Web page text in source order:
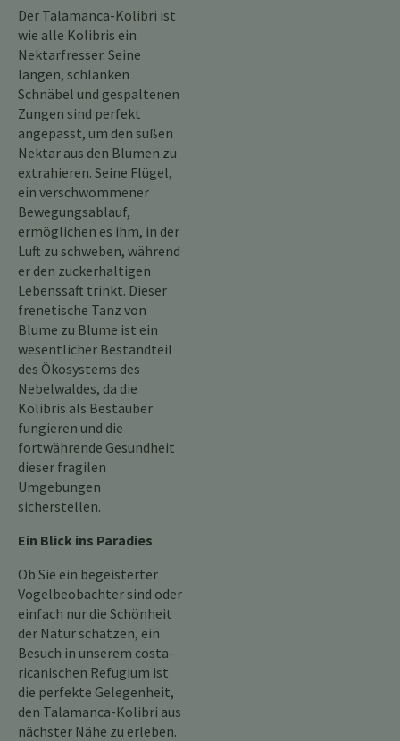
Der Talamanca-Kolibri ist
wie alle Kolibris ein
Nektarfresser. Seine
langen, schlanken
Schnäbel und gespaltenen
Zungen sind perfekt
angepasst, um den süßen
Nektar aus den Blumen zu
extrahieren. Seine Flügel,
ein verschwommener
Bewegungsablauf,
ermöglichen es ihm, in der
Luft zu schweben, während
er den zuckerhaltigen
Lebenssaft trinkt. Dieser
frenetische Tanz von
Blume zu Blume ist ein
wesentlicher Bestandteil
des Ökosystems des
Nebelwaldes, da die
Kolibris als Bestäuber
fungieren und die
fortwährende Gesundheit
dieser fragilen
Umgebungen
sicherstellen.
Ein Blick ins Paradies
Ob Sie ein begeisterter
Vogelbeobachter sind oder
einfach nur die Schönheit
der Natur schätzen, ein
Besuch in unserem costa-
ricanischen Refugium ist
die perfekte Gelegenheit,
den Talamanca-Kolibri aus
nächster Nähe zu erleben.